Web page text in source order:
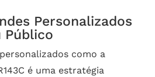
Personalizados
Público
como a
é uma estratégia